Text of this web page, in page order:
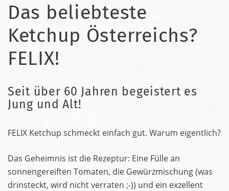
Das beliebteste
Ketchup Österreichs?
FELIX!
Seit über 60 Jahren begeistert es
Jung und Alt!
FELIX Ketchup schmeckt einfach gut. Warum eigentlich?
Das Geheimnis ist die Rezeptur: Eine Fülle an
sonnengereiften Tomaten, die Gewürzmischung (was
drinsteckt, wird nicht verraten ;-)) und ein exzellent